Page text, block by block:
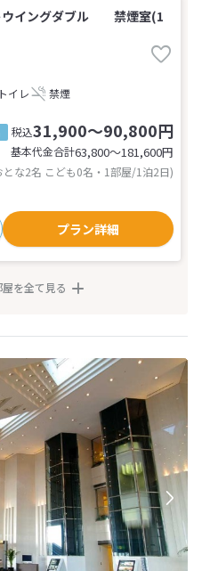
イングダブル 禁煙室(1
トイレ 禁煙
税込31,900～90,800円
基本代金合計63,800〜181,600円
とな2名 こども0名・1部屋/1泊2日)
プラン詳細
を全て見る